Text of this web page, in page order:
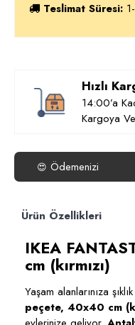
Teslimat Süresi:
Hızlı
14:00’a
Kargoya
😍 Ödemenizi
Ürün Özellikleri
IKEA
cm (kırmızı)
Yaşam alanlarınıza
peçete, 40x40 cm